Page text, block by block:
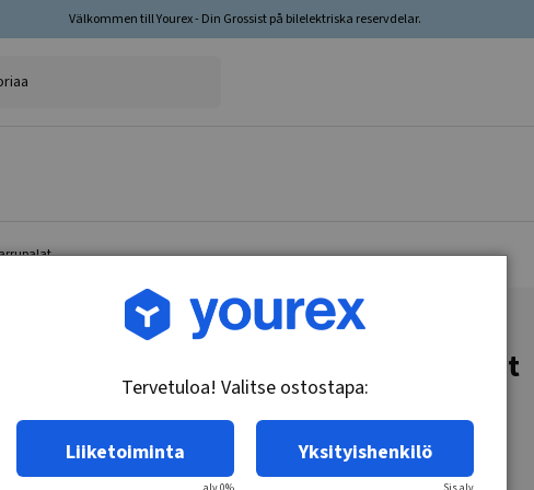
Välkommen till Yourex - Din Grossist på bilelektriska reservdelar.
Tuotenro.: 35-205-6004
Lisävarustesarja Jarrupalat
Tervetuloa! Valitse ostostapa:
Liiketoiminta Yksityishenkilö